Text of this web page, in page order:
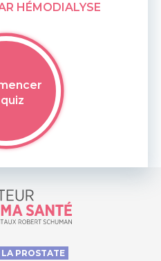
HÉMODIALYSE
de ma santé, by
LA PROSTATE